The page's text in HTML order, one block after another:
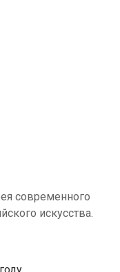
современного
искусства.